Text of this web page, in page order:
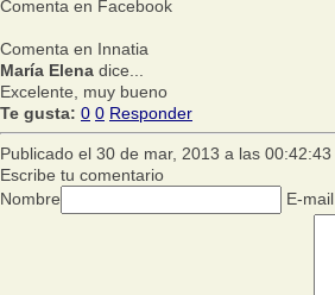
Comenta en Facebook
Comenta en Innatia
María Elena dice...
Excelente, muy bueno
Te gusta: 0 0 Responder
Publicado el 30 de mar, 2013 a las 00:42:43
Escribe tu comentario
Nombre
E-mail